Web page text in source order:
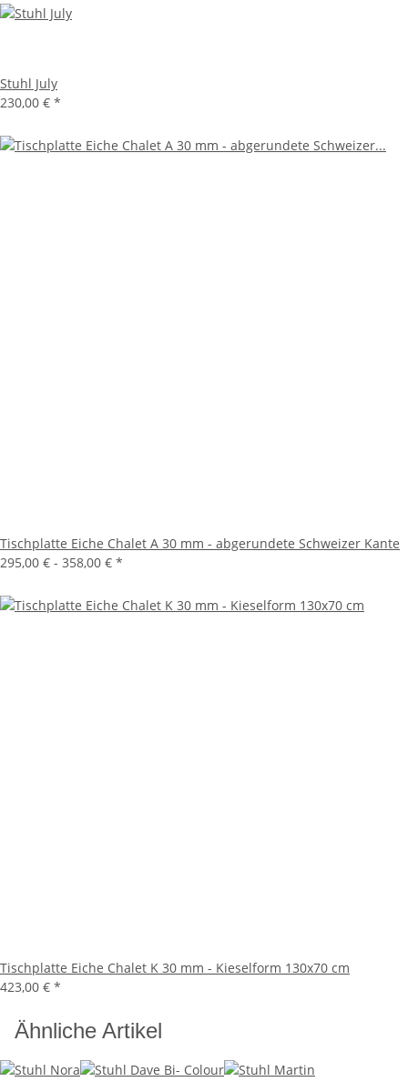
Stuhl July
230,00 € *
Tischplatte Eiche Chalet A 30 mm - abgerundete Schweizer Kante
295,00 € - 358,00 € *
Tischplatte Eiche Chalet K 30 mm - Kieselform 130x70 cm
423,00 € *
Ähnliche Artikel